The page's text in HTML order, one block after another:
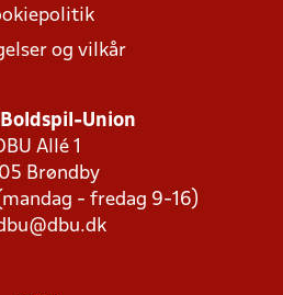
og vilkår
Boldspil-Union
Allé 1
Brøndby
- fredag 9-16)